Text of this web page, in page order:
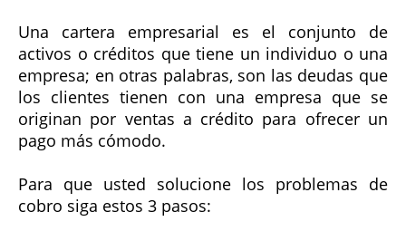
Una cartera empresarial es el conjunto de
activos o créditos que tiene un individuo o una
empresa; en otras palabras, son las deudas que
los clientes tienen con una empresa que se
originan por ventas a crédito para ofrecer un
pago más cómodo.
Para que usted solucione los problemas de
cobro siga estos 3 pasos: